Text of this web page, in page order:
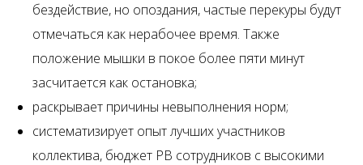
бездействие, но опоздания, частые перекуры будут
отмечаться как нерабочее время. Также
положение мышки в покое более пяти минут
засчитается как остановка;
раскрывает причины невыполнения норм;
систематизирует опыт лучших участников
коллектива, бюджет РВ сотрудников с высокими